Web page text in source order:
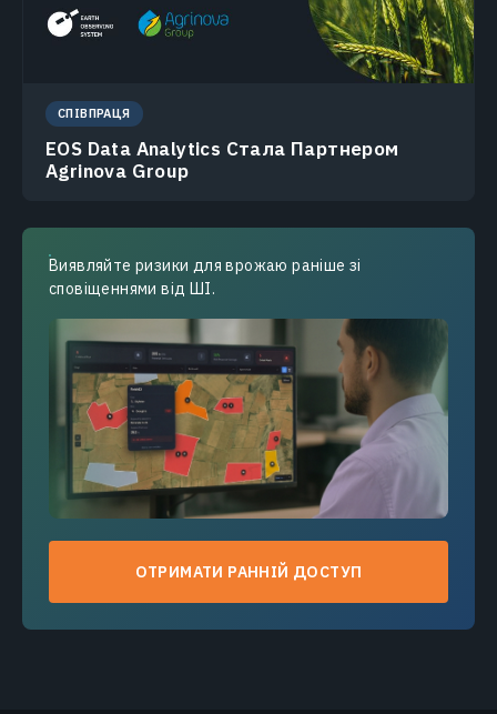
СПІВПРАЦЯ
EOS Data Analytics Стала Партнером
Agrinova Group
Виявляйте ризики для врожаю раніше зі
сповіщеннями від ШІ.
ОТРИМАТИ РАННІЙ ДОСТУП